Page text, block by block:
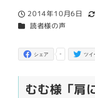
投稿日
2014年10月6日
カテゴリー
読者様の声
-
シェア ツイ
むむ様「肩